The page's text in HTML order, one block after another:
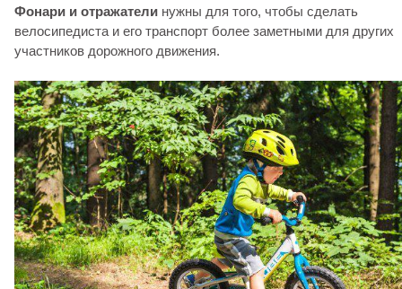
Фонари и отражатели нужны для того, чтобы сделать
велосипедиста и его транспорт более заметными для других
участников дорожного движения.